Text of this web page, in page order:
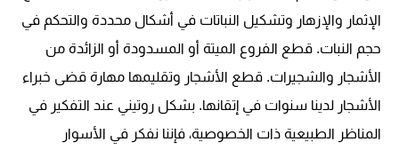
الإثمار والإزهار وتشكيل النباتات في أشكال محددة والتحكم في
حجم النبات. قطع الفروع الميتة أو المسدودة أو الزائدة من
الأشجار والشجيرات. قطع الأشجار وتقليمها مهارة قضى خبراء
الأشجار لدينا سنوات في إتقانها. بشكل روتيني عند التفكير في
المناظر الطبيعية ذات الخصوصية، فإننا نفكر في الأسوار